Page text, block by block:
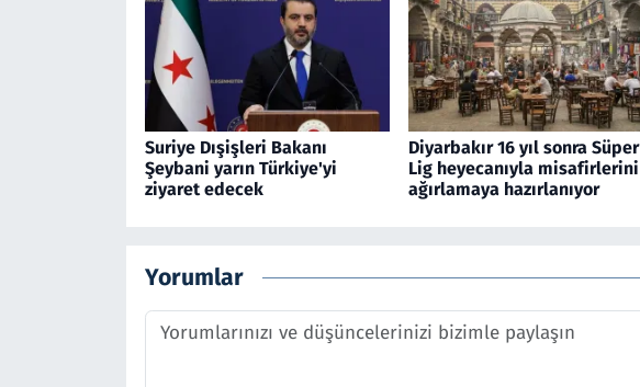
Suriye Dışişleri Bakanı
Şeybani yarın Türkiye'yi
ziyaret edecek
Diyarbakır 16 yıl sonra Süper
Lig heyecanıyla misafirlerini
ağırlamaya hazırlanıyor
Yorumlar